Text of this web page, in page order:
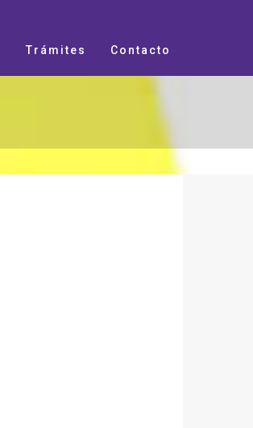
Trámites Contacto